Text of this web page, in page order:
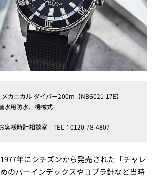
カニカル ダイバー200ⅿ【NB6021-17E】
水用防水、機械式
客様時計相談室 TEL：0120-78-4807
年にシチズンから発売された「チャレ
のバーインデックスやコブラ針など当時